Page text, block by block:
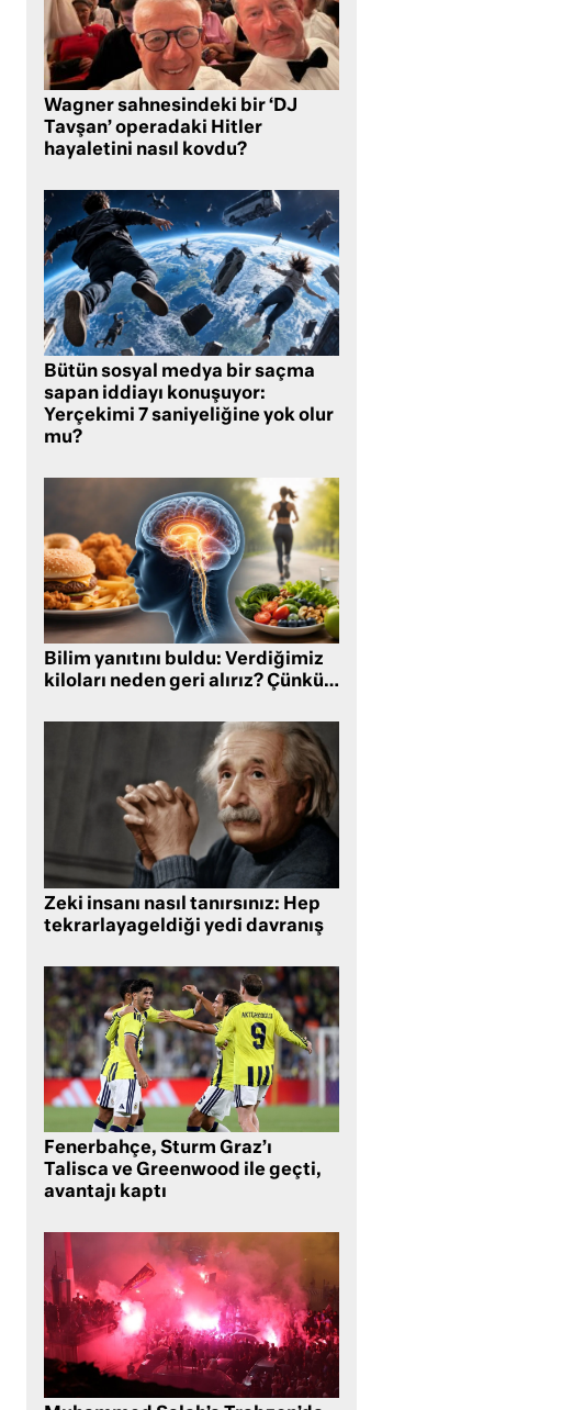
Wagner sahnesindeki bir ‘DJ
Tavşan’ operadaki Hitler
hayaletini nasıl kovdu?
Bütün sosyal medya bir saçma
sapan iddiayı konuşuyor:
Yerçekimi 7 saniyeliğine yok olur
mu?
Bilim yanıtını buldu: Verdiğimiz
kiloları neden geri alırız? Çünkü…
Zeki insanı nasıl tanırsınız: Hep
tekrarlayageldiği yedi davranış
Fenerbahçe, Sturm Graz’ı
Talisca ve Greenwood ile geçti,
avantajı kaptı